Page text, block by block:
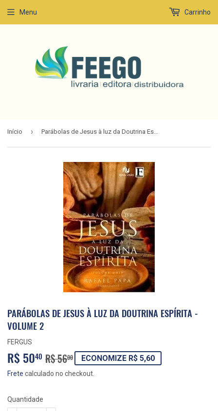
Menu Carrinho
Início ›
PARÁBOLAS DE JESUS À LUZ DA DOUTRINA ESPÍRITA -
VOLUME 2
FERGUS
R$ 5040 R$ 5600PREÇO
NORMAL
R$
56,00
PREÇO
PROMOCIONAL
R$
50,40
ECONOMIZE R$ 5,60
Frete calculado no checkout.
Quantidade